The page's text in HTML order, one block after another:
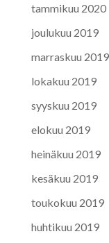
tammikuu 2020
joulukuu 2019
marraskuu 2019
lokakuu 2019
syyskuu 2019
elokuu 2019
heinäkuu 2019
kesäkuu 2019
toukokuu 2019
huhtikuu 2019